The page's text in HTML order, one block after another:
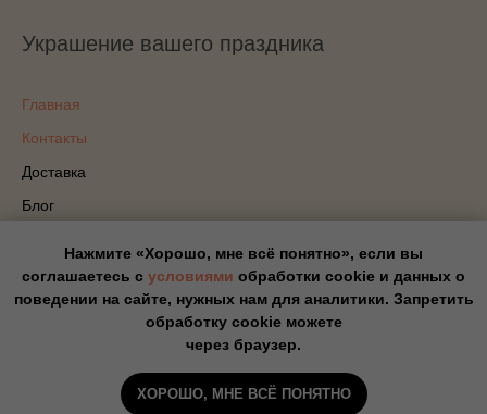
Нажмите «Хорошо, мне всё понятно», если вы
соглашаетесь с условиями обработки cookie и данных о
поведении на сайте, нужных нам для аналитики. Запретить
обработку cookie можете
через браузер.
ХОРОШО, МНЕ ВСЁ ПОНЯТНО
Украшение вашего праздника
Главная
Контакты
Доставка
Блог
Оплата